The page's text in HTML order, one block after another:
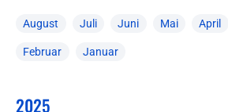
August Juli Juni Mai April
Februar Januar
2025